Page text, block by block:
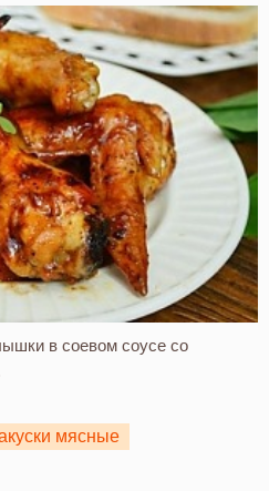
в соевом соусе со
мясные